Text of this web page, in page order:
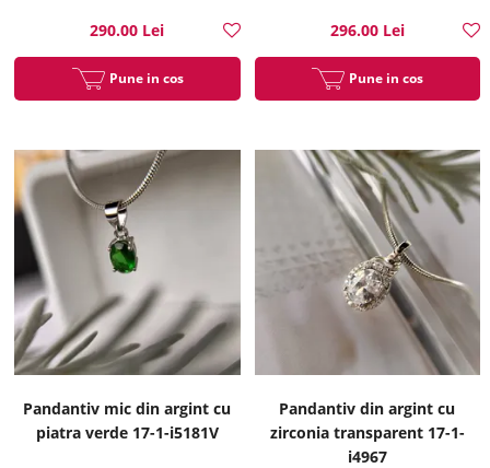
290.00 Lei
Pune in cos
296.00 Lei
Pune in cos
Pandantiv mic din argint cu
piatra verde 17-1-i5181V
Pandantiv din argint cu
zirconia transparent 17-1-
i4967